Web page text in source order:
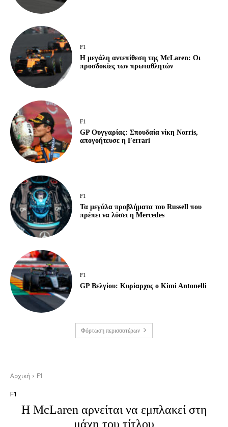
F1
Η μεγάλη αντεπίθεση της McLaren: Οι
προσδοκίες των πρωταθλητών
F1
GP Ουγγαρίας: Σπουδαία νίκη Norris,
απογοήτευσε η Ferrari
F1
Τα μεγάλα προβλήματα του Russell που
πρέπει να λύσει η Mercedes
F1
GP Βελγίου: Κυρίαρχος ο Kimi Antonelli
Φόρτωση περισσοτέρων